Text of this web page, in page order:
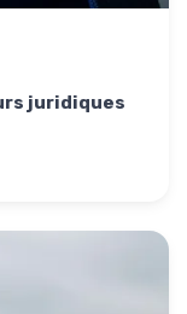
juridiques